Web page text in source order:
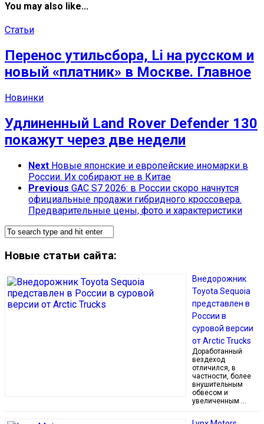
You may also like...
Статьи
Перенос утильсбора, Li на русском и
новый «платник» в Москве. Главное
Новинки
Удлиненный Land Rover Defender 130
покажут через две недели
Next Новые японские и европейские иномарки в
России. Их собирают не в Китае
Previous GAC S7 2026: в России скоро начнутся
официальные продажи гибридного кроссовера.
Предварительные цены, фото и характеристики
Новые статьи сайта:
Внедорожник
Toyota Sequoia
представлен в
России в
суровой версии
от Arctic Trucks
Доработанный
вездеход
отличился, в
частности, более
внушительным
обвесом и
увеличенным …